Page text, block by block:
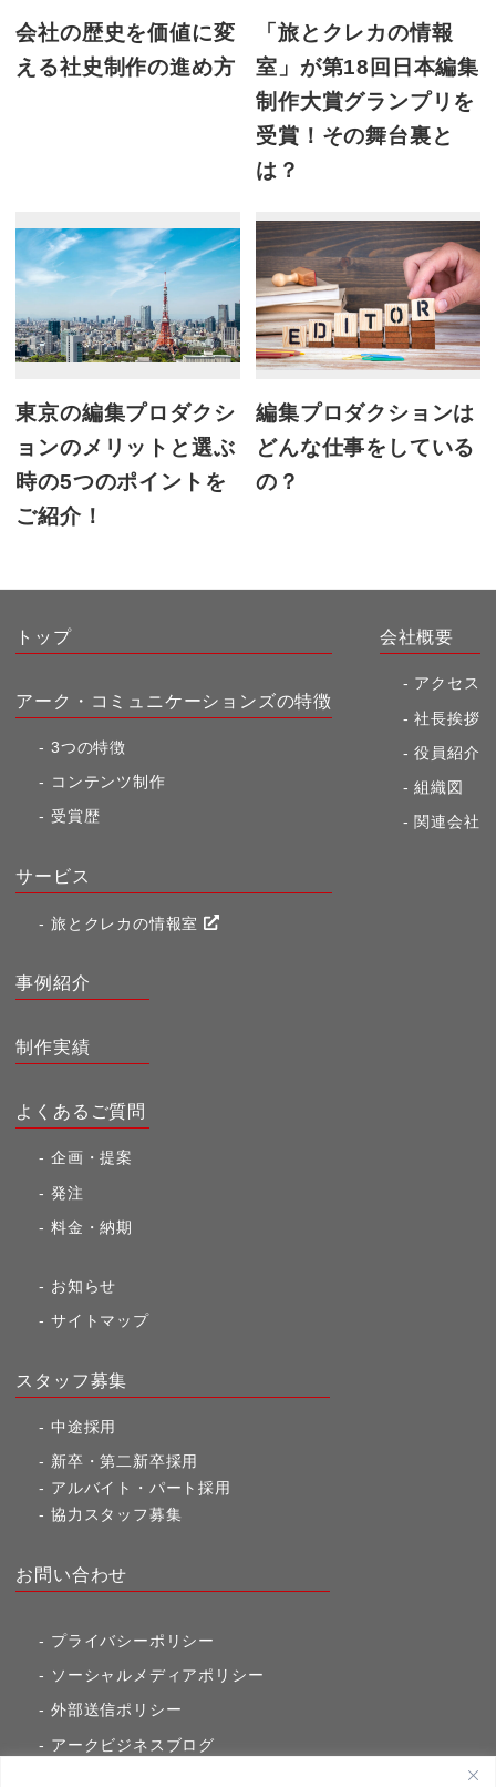
会社の歴史を価値に変
える社史制作の進め方
「旅とクレカの情報
室」が第18回日本編集
制作大賞グランプリを
受賞！その舞台裏と
は？
東京の編集プロダクシ
ョンのメリットと選ぶ
時の5つのポイントを
ご紹介！
編集プロダクションは
どんな仕事をしている
の？
トップ
アーク・コミュニケーションズの特徴
3つの特徴
コンテンツ制作
受賞歴
サービス
旅とクレカの情報室
会社概要
アクセス
社長挨拶
役員紹介
組織図
関連会社
事例紹介
制作実績
よくあるご質問
企画・提案
発注
料金・納期
お知らせ
サイトマップ
スタッフ募集
中途採用
新卒・第二新卒採用
アルバイト・パート採用
協力スタッフ募集
お問い合わせ
プライバシーポリシー
ソーシャルメディアポリシー
外部送信ポリシー
アークビジネスブログ